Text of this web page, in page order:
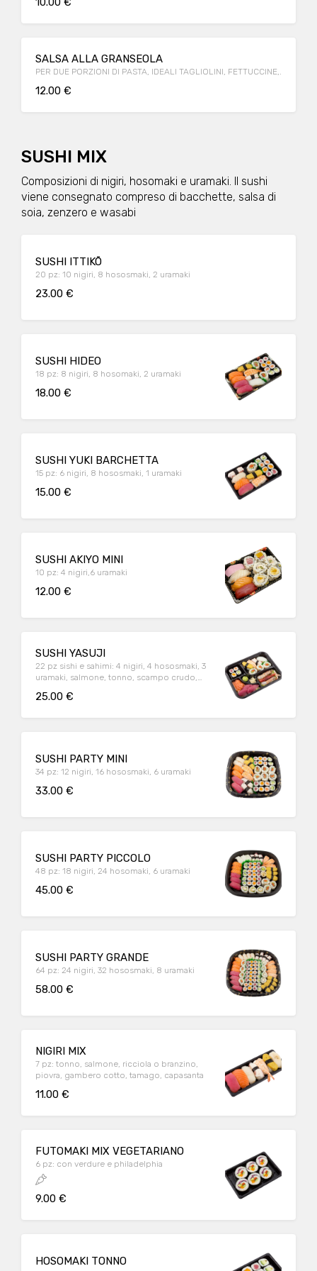
peso ed il prezzo precisi al momento della consegna.
SALSA ALLA GRANSEOLA
PER DUE PORZIONI DI PASTA, IDEALI TAGLIOLINI, FETTUCCINE,.
12.00 €
SUSHI MIX
Composizioni di nigiri, hosomaki e uramaki. Il sushi
viene consegnato compreso di bacchette, salsa di
soia, zenzero e wasabi
SUSHI ITTIKŌ
20 pz: 10 nigiri, 8 hososmaki, 2 uramaki
23.00 €
SUSHI HIDEO
18 pz: 8 nigiri, 8 hosomaki, 2 uramaki
18.00 €
SUSHI YUKI BARCHETTA
15 pz: 6 nigiri, 8 hososmaki, 1 uramaki
15.00 €
SUSHI AKIYO MINI
10 pz: 4 nigiri,6 uramaki
12.00 €
SUSHI YASUJI
22 pz sishi e sahimi: 4 nigiri, 4 hososmaki, 3
uramaki, salmone, tonno, scampo crudo,
25.00 €
SUSHI PARTY MINI
34 pz: 12 nigiri, 16 hososmaki, 6 uramaki
33.00 €
SUSHI PARTY PICCOLO
48 pz: 18 nigiri, 24 hosomaki, 6 uramaki
45.00 €
SUSHI PARTY GRANDE
64 pz: 24 nigiri, 32 hososmaki, 8 uramaki
58.00 €
NIGIRI MIX
7 pz: tonno, salmone, ricciola o branzino,
piovra, gambero cotto, tamago, capasanta
11.00 €
FUTOMAKI MIX VEGETARIANO
6 pz: con verdure e philadelphia
9.00 €
HOSOMAKI TONNO